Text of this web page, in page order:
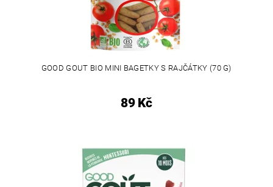
GOOD GOUT BIO MINI BAGETKY S RAJČÁTKY (70 G)
89 Kč